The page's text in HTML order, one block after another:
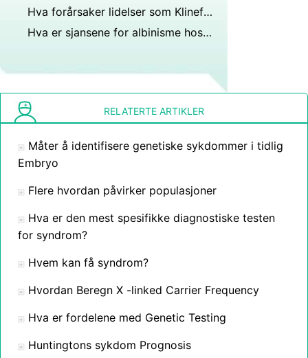
Hva forårsaker lidelser som Klinefelter syndrom og Turner syndrom?
Hva er sjansene for albinisme hos eneggede tvillinger?
RELATERTE ARTIKLER
Måter å identifisere genetiske sykdommer i tidlig
Embryo
Flere hvordan påvirker populasjoner
Hva er den mest spesifikke diagnostiske testen
for syndrom?
Hvem kan få syndrom?
Hvordan Beregn X -linked Carrier Frequency
Hva er fordelene med Genetic Testing
Huntingtons sykdom Prognosis